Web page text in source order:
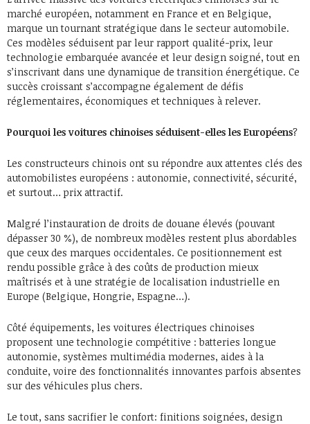
marché européen, notamment en France et en Belgique,
marque un tournant stratégique dans le secteur automobile.
Ces modèles séduisent par leur rapport qualité-prix, leur
technologie embarquée avancée et leur design soigné, tout en
s’inscrivant dans une dynamique de transition énergétique. Ce
succès croissant s’accompagne également de défis
réglementaires, économiques et techniques à relever.
Pourquoi les voitures chinoises séduisent-elles les Européens?
Les constructeurs chinois ont su répondre aux attentes clés des
automobilistes européens : autonomie, connectivité, sécurité,
et surtout… prix attractif.
Malgré l’instauration de droits de douane élevés (pouvant
dépasser 30 %), de nombreux modèles restent plus abordables
que ceux des marques occidentales. Ce positionnement est
rendu possible grâce à des coûts de production mieux
maîtrisés et à une stratégie de localisation industrielle en
Europe (Belgique, Hongrie, Espagne…).
Côté équipements, les voitures électriques chinoises
proposent une technologie compétitive : batteries longue
autonomie, systèmes multimédia modernes, aides à la
conduite, voire des fonctionnalités innovantes parfois absentes
sur des véhicules plus chers.
Le tout, sans sacrifier le confort: finitions soignées, design